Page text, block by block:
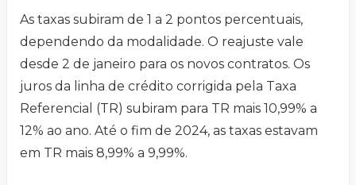
As taxas subiram de 1 a 2 pontos percentuais,
dependendo da modalidade. O reajuste vale
desde 2 de janeiro para os novos contratos. Os
juros da linha de crédito corrigida pela Taxa
Referencial (TR) subiram para TR mais 10,99% a
12% ao ano. Até o fim de 2024, as taxas estavam
em TR mais 8,99% a 9,99%.